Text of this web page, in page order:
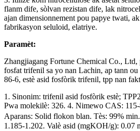
flanm dife, sòlvan rezistan dife, lak
ajan dimensionnement pou papye twati,
fabrikasyon seluloid, elatriye.
Paramèt:
Zhangjiagang Fortune Chemical Co., Ltd,
fosfat trifenil sa yo nan Lachin, ap tann
86-6, estè asid fosfòrik trifenil, tpp nan
1. Sinonim: trifenil asid fosfòrik estè;
Pwa molekilè: 326. 4. Nimewo CAS:
Aparans: Solid flokon blan. Tès: 99%
1.185-1.202. Valè asid (mgKOH/g): 0.07